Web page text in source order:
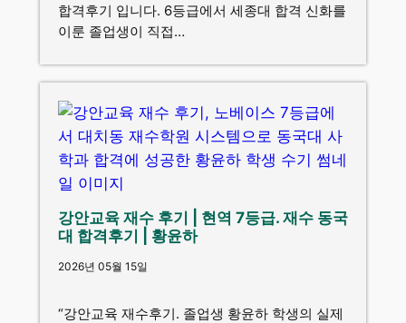
합격후기 입니다. 6등급에서 세종대 합격 신화를
이룬 졸업생이 직접…
강안교육 재수 후기 | 현역 7등급. 재수 동국
대 합격후기 | 황윤하
2026년 05월 15일
“강안교육 재수후기. 졸업생 황윤하 학생의 실제